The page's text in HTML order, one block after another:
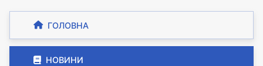
ГОЛОВНА
НОВИНИ